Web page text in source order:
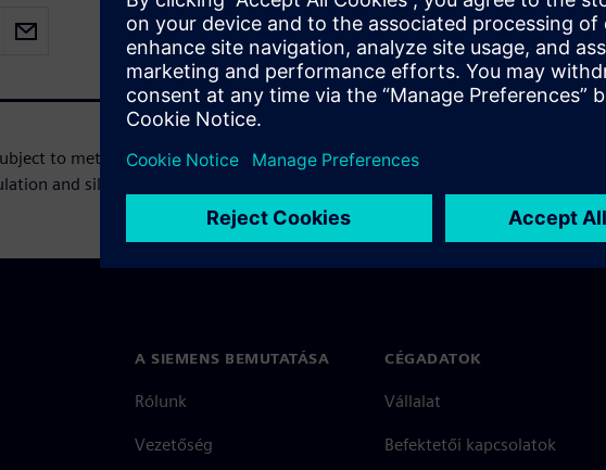
to metastability, which causes mismatches
and silicon reality.
A SIEMENS BEMUTATÁSA
Rólunk
Vezetőség
CÉGADATOK
Vállalat
Befektetői kapcsolatok